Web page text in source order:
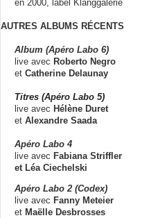
en 2000, label Klanggalerie
AUTRES ALBUMS RÉCENTS
Album (Apéro Labo 6)
live avec Roberto Negro
et Catherine Delaunay
Titres (Apéro Labo 5)
live avec Hélène Duret
et Alexandre Saada
Apéro Labo 4
live avec Fabiana Striffler
et Léa Ciechelski
Apéro Labo 2 (Codex)
live avec Fanny Meteier
et Maëlle Desbrosses